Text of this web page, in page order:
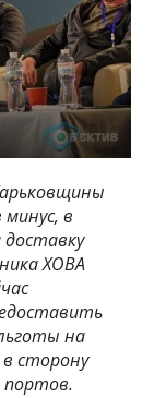
в
доставку
ХОВА
на
сторону
портов.